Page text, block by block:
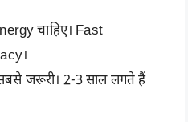
चाहिए। Fast
जरूरी। 2-3 साल लगते हैं